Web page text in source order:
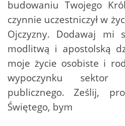
budowaniu Twojego
czynnie uczestniczył w
Ojczyzny. Dodawaj mi
modlitwą i apostolską
moje życie osobiste i
wypoczynku
publicznego. Ześlij,
Świętego, bym